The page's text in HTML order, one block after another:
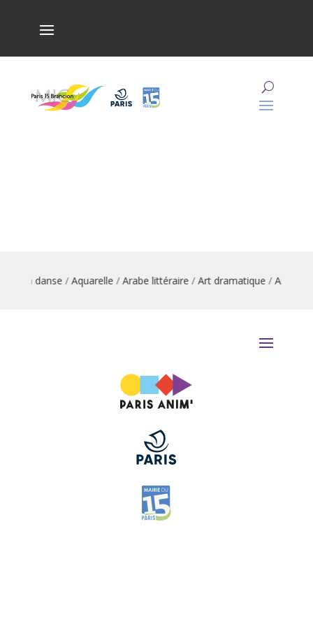
danse/Aquarelle/Arabe littéraire/Art dramatique/Arts du